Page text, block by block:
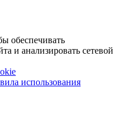
обеспечивать
и анализировать сетевой
использования